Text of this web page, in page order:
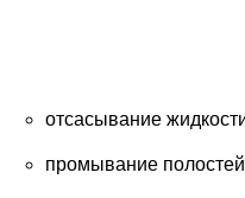
отсасывание
промывание